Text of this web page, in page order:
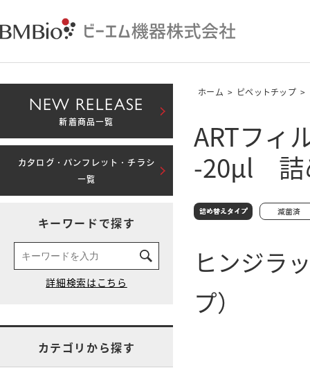
ホーム > ピペットチップ >
ARTフィ
-20μl 詰
ヒンジラ
プ）
NEW RELEASE
新着商品一覧
カタログ・パンフレット・チラシ
一覧
キーワードで探す
カテゴリから探す